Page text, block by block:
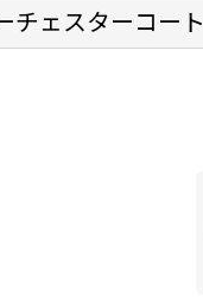
チェスターコー